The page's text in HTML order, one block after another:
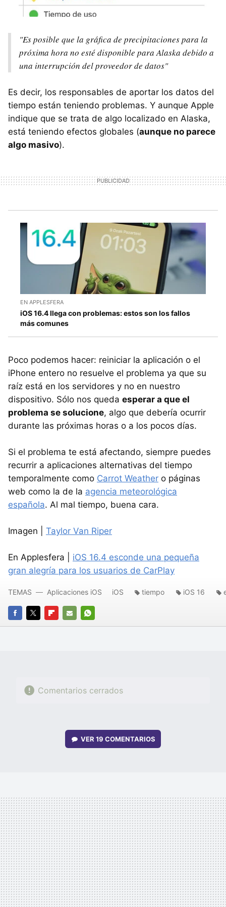
"Es posible que la gráfica de precipitaciones para la
próxima hora no esté disponible para Alaska debido a
una interrupción del proveedor de datos"
Es decir, los responsables de aportar los datos del
tiempo están teniendo problemas. Y aunque Apple
indique que se trata de algo localizado en Alaska,
está teniendo efectos globales (aunque no parece
algo masivo).
EN APPLESFERA
iOS 16.4 llega con problemas: estos son los fallos
más comunes
Poco podemos hacer: reiniciar la aplicación o el
iPhone entero no resuelve el problema ya que su
raíz está en los servidores y no en nuestro
dispositivo. Sólo nos queda esperar a que el
problema se solucione, algo que debería ocurrir
durante las próximas horas o a los pocos días.
Si el problema te está afectando, siempre puedes
recurrir a aplicaciones alternativas del tiempo
temporalmente como Carrot Weather o páginas
web como la de la agencia meteorológica
española. Al mal tiempo, buena cara.
Imagen | Taylor Van Riper
En Applesfera | iOS 16.4 esconde una pequeña
gran alegría para los usuarios de CarPlay
FACEBOOK
TWITTERFLIPBOARD
E-
WHATSAPP
TEMAS Aplicaciones iOS iOS tiempo iOS 16
Comentarios cerrados
VER 19 COMENTARIOS